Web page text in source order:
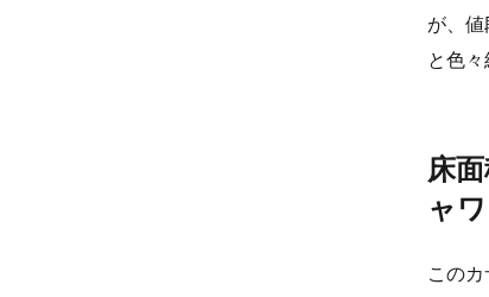
が、
と色々
床
ャ
この